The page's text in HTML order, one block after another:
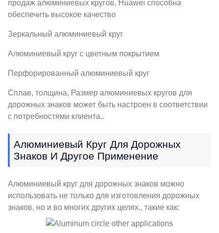
продаж алюминиевых кругов, Huawei способна
обеспечить высокое качество
Зеркальный алюминиевый круг
Алюминиевый круг с цветным покрытием
Перфорированный алюминиевый круг
Сплав, толщина, Размер алюминиевых кругов для
дорожных знаков может быть настроен в соответствии
с потребностями клиента..
Алюминиевый Круг Для Дорожных
Знаков И Другое Применение
Алюминиевый круг для дорожных знаков можно
использовать не только для изготовления дорожных
знаков, но и во многих других целях., такие как: